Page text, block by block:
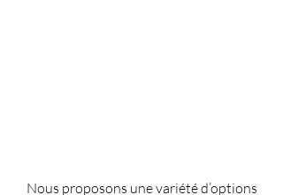
Nous proposons une variété d’options